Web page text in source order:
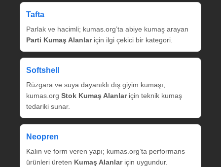
Tafta
Parlak ve hacimli; kumas.org’ta abiye kumaş arayan
Parti Kumaş Alanlariçin ilgi çekici bir kategori.
Softshell
Rüzgara ve suya dayanıklı dış giyim kumaşı;
kumas.org Stok Kumaş Alanlariçin teknik kumaş
tedariki sunar.
Neopren
Kalın ve form veren yapı; kumas.org’ta performans
ürünleri üreten Kumaş Alanlariçin uygundur.